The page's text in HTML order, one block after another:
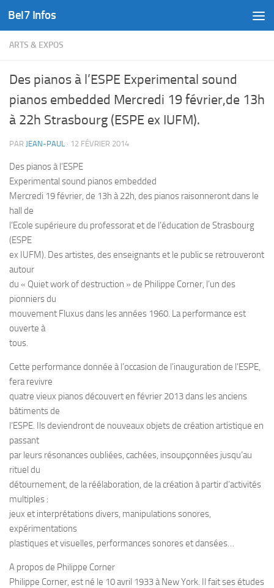
Skip to content
Bel7 Infos
ARTS & EXPOS
Des pianos à l’ESPE Experimental sound
pianos embedded Mercredi 19 février,de 13h
à 22h Strasbourg (ESPE ex IUFM).
PAR JEAN-PAUL · 12 FÉVRIER 2014
Des pianos à l’ESPE
Experimental sound pianos embedded
Mercredi 19 février, de 13h à 22h, des pianos raisonneront dans le
hall de
l’Ecole supérieure du professorat et de l’éducation de Strasbourg
(ESPE
ex IUFM). Des artistes, des enseignants et le public se retrouveront
autour
du « Quiet work of destruction » de Philippe Corner, l’un des
pionniers du
mouvement Fluxus dans les années 1960. La performance est
ouverte à
tous.
Cette performance donnée à l’occasion de l’inauguration de l’ESPE,
fera revivre
quatre vieux pianos découvert en février 2013 dans les anciens
bâtiments de
l’ESPE. Ils deviendront de nouveaux objets de création artistique en
passant
par leurs résonances oubliées, cachées, insoupçonnées jusqu’au
rituel du
détournement, de la réélaboration, de la création à partir d’activités
multiples :
jeux et interprétations divers, manipulations sonores,
expérimentations
plastiques et visuelles, performances sonores et dansées…
A propos de Philippe Corner
Philippe Corner, est né le 10 avril 1933 à New York. Il fait ses études